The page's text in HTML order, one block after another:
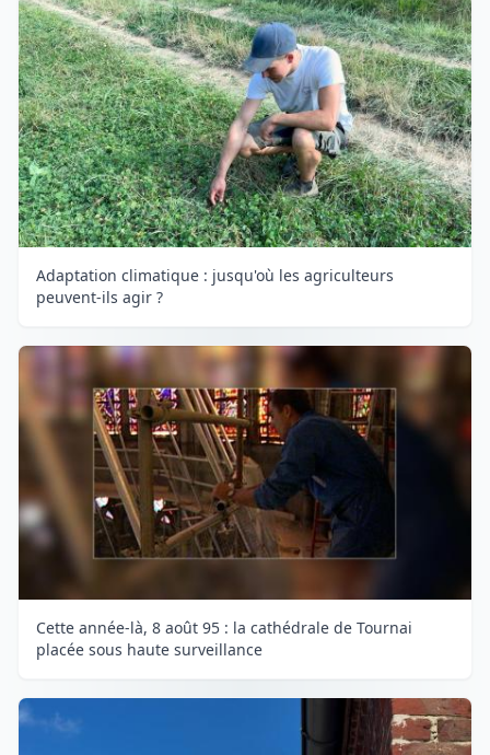
Adaptation climatique : jusqu'où les agriculteurs
peuvent-ils agir ?
Cette année-là, 8 août 95 : la cathédrale de Tournai
placée sous haute surveillance